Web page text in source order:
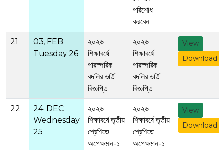
পরিশোধ
করবেন
21
03, FEB
Tuesday 26
২০২৬
শিক্ষাবর্ষে
পারস্পরিক
বদলির ভর্তি
বিজ্ঞপ্তি
২০২৬
শিক্ষাবর্ষে
পারস্পরিক
বদলির ভর্তি
বিজ্ঞপ্তি
View
Download
22
24, DEC
Wednesday
25
২০২৬
শিক্ষাবর্ষে তৃতীয়
শ্রেণিতে
অপেক্ষমান-১
২০২৬
শিক্ষাবর্ষে তৃতীয়
শ্রেণিতে
অপেক্ষমান-১
View
Download